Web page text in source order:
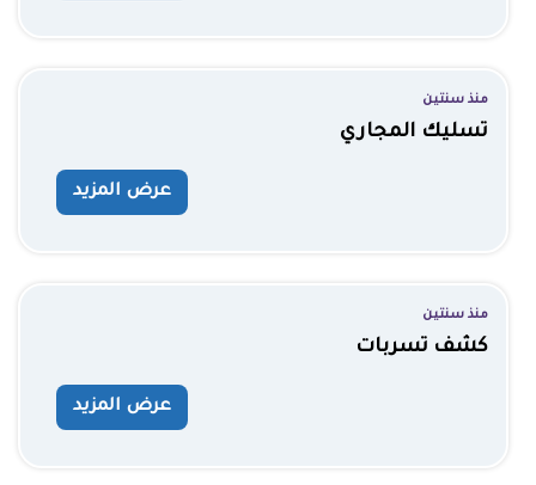
منذ سنتين
تسليك المجاري
عرض المزيد
منذ سنتين
كشف تسربات
عرض المزيد